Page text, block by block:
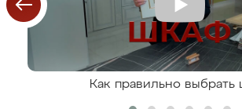
Как правильно выбрать